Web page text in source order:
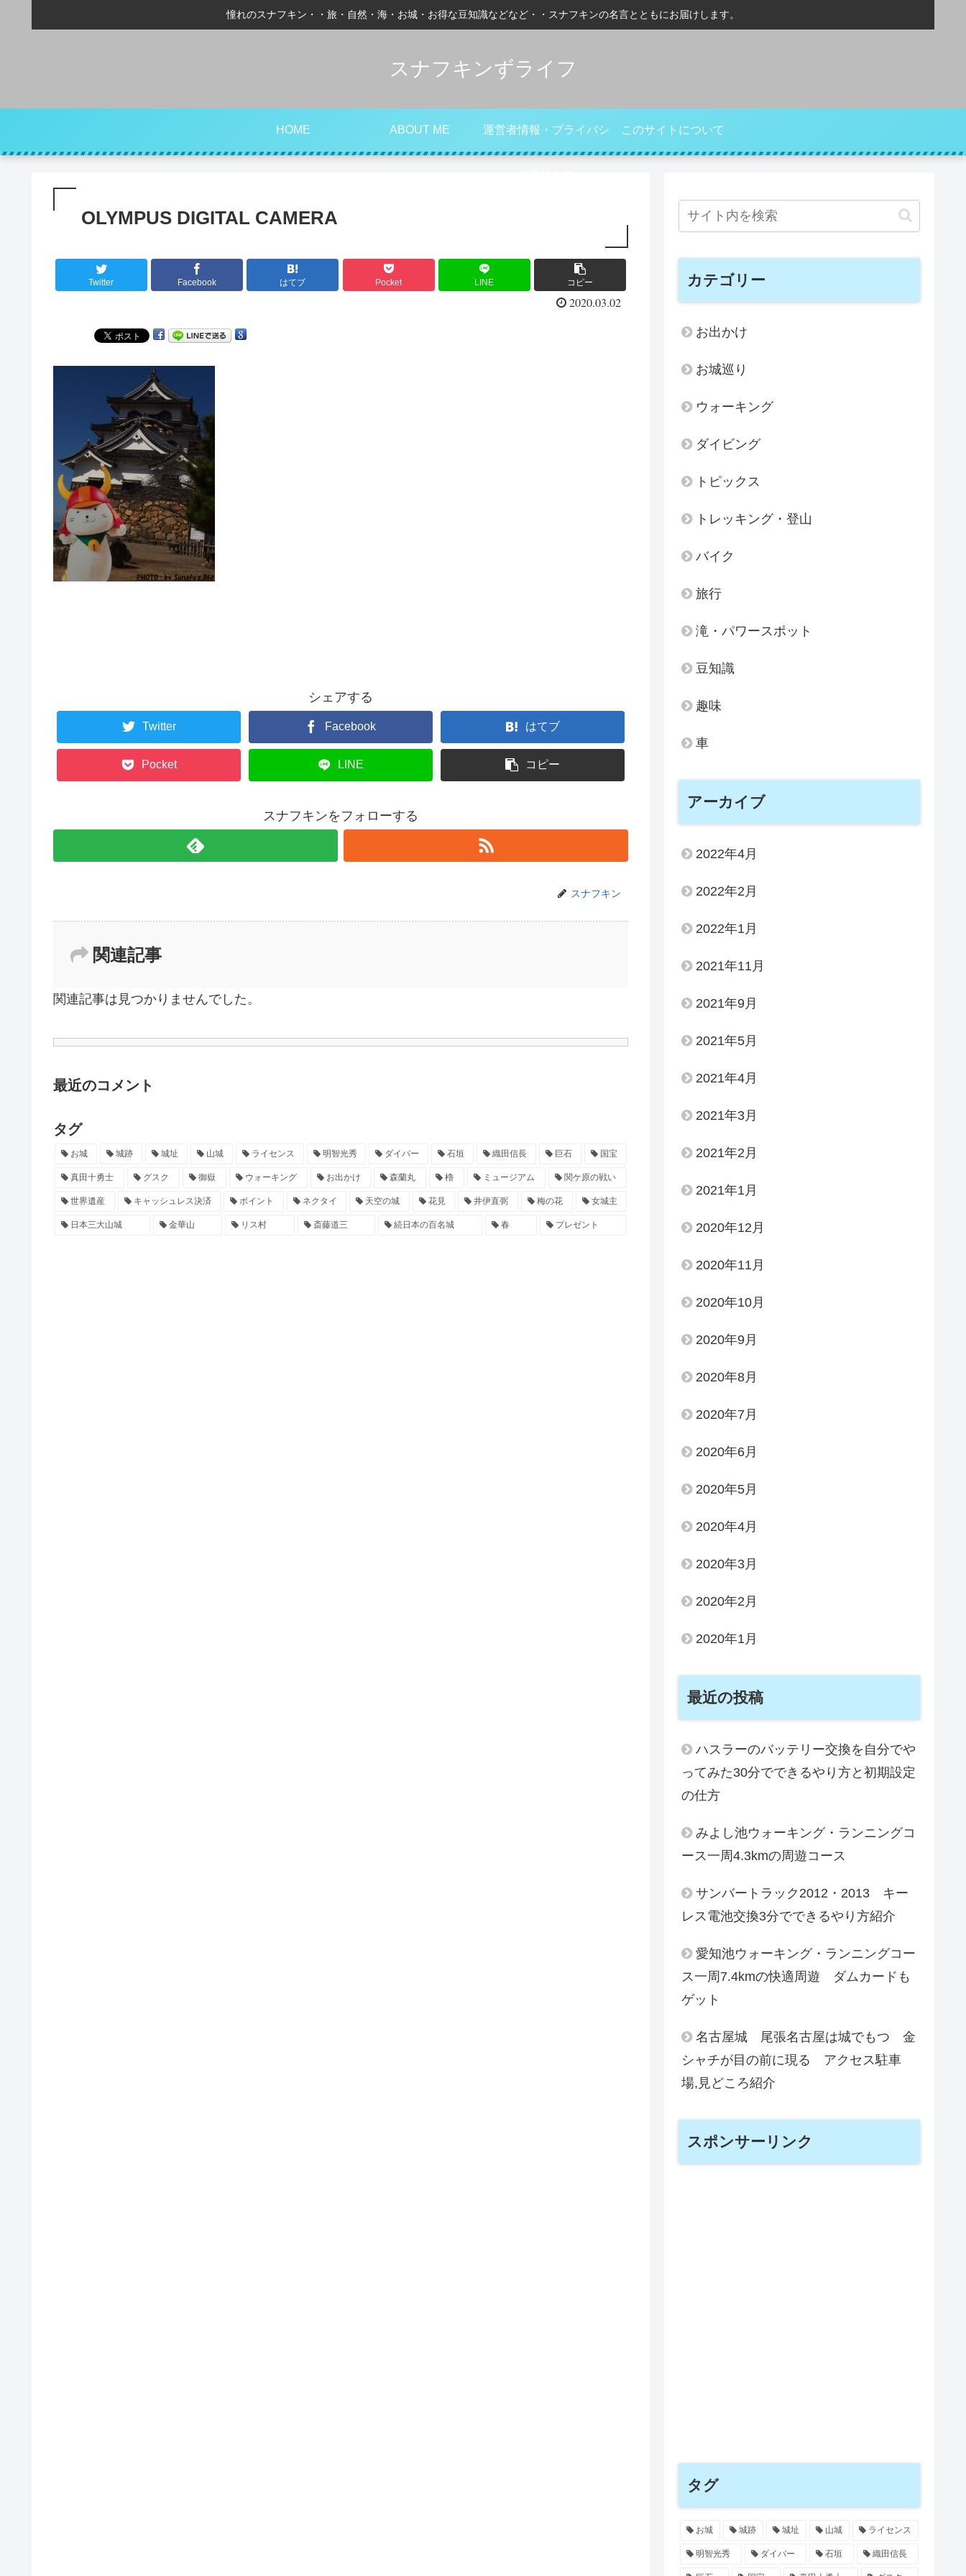
憧れのスナフキン・・旅・自然・海・お城・お得な豆知識などなど・・スナフキンの名言とともにお届けします。
スナフキンずライフ
HOME ABOUT ME 運営者情報・プライバシ このサイトについて
OLYMPUS DIGITAL CAMERA
Twitter Facebook はてブ Pocket LINE コピー
2020.03.02
シェアする
Twitter Facebook はてブ
Pocket LINE コピー
スナフキンをフォローする
スナフキン
関連記事
関連記事は見つかりませんでした。
最近のコメント
タグ
お城 城跡 城址 山城 ライセンス 明智光秀 ダイバー 石垣 織田信長 巨石 国宝
真田十勇士 グスク 御嶽 ウォーキング お出かけ 森蘭丸 櫓 ミュージアム 関ケ原の戦い
世界遺産 キャッシュレス決済 ポイント ネクタイ 天空の城 花見 井伊直弼 梅の花 女城主
日本三大山城 金華山 リス村 斎藤道三 続日本の百名城 春 プレゼント
カテゴリー
お出かけ
お城巡り
ウォーキング
ダイビング
トピックス
トレッキング・登山
バイク
旅行
滝・パワースポット
豆知識
趣味
車
アーカイブ
2022年4月
2022年2月
2022年1月
2021年11月
2021年9月
2021年5月
2021年4月
2021年3月
2021年2月
2021年1月
2020年12月
2020年11月
2020年10月
2020年9月
2020年8月
2020年7月
2020年6月
2020年5月
2020年4月
2020年3月
2020年2月
2020年1月
最近の投稿
ハスラーのバッテリー交換を自分でや
ってみた30分でできるやり方と初期設定
の仕方
みよし池ウォーキング・ランニングコ
ース一周4.3kmの周遊コース
サンバートラック2012・2013 キー
レス電池交換3分でできるやり方紹介
愛知池ウォーキング・ランニングコー
ス一周7.4kmの快適周遊 ダムカードも
ゲット
名古屋城 尾張名古屋は城でもつ 金
シャチが目の前に現る アクセス駐車
場,見どころ紹介
スポンサーリンク
タグ
お城 城跡 城址 山城 ライセンス
明智光秀 ダイバー 石垣 織田信長